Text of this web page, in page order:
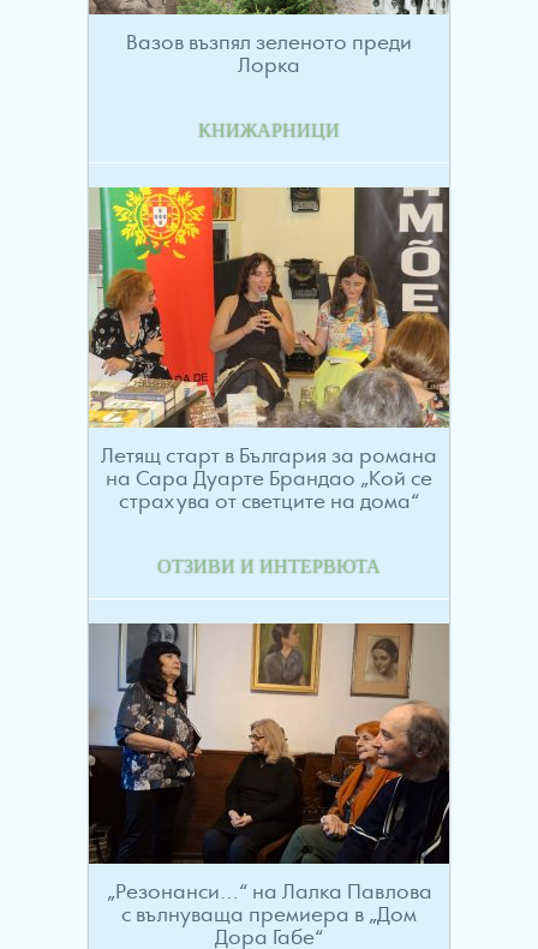
Вазов възпял зеленото преди
Лорка
КНИЖАРНИЦИ
Летящ старт в България за романа
на Сара Дуарте Брандао „Кой се
страхува от светците на дома“
ОТЗИВИ И ИНТЕРВЮТА
„Резонанси…“ на Лалка Павлова
с вълнуваща премиера в „Дом
Дора Габе“